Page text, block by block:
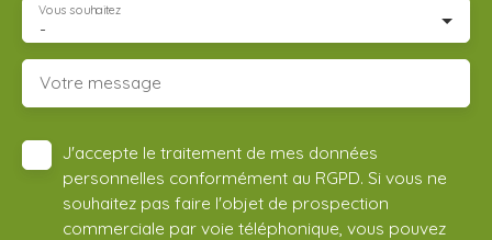
-
Vous souhaitez
Votre message
J'accepte le traitement de mes données
personnelles conformément au RGPD. Si vous ne
souhaitez pas faire l'objet de prospection
commerciale par voie téléphonique, vous pouvez